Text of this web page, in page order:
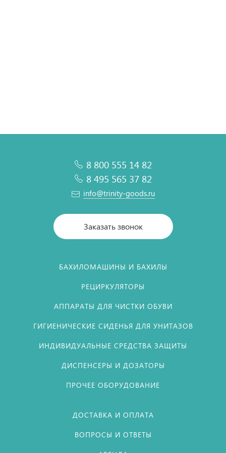
8 800 555 14 82
8 495 565 37 82
info@trinity-goods.ru
Заказать звонок
БАХИЛОМАШИНЫ И БАХИЛЫ
РЕЦИРКУЛЯТОРЫ
АППАРАТЫ ДЛЯ ЧИСТКИ ОБУВИ
ГИГИЕНИЧЕСКИЕ СИДЕНЬЯ ДЛЯ УНИТАЗОВ
ИНДИВИДУАЛЬНЫЕ СРЕДСТВА ЗАЩИТЫ
ДИСПЕНСЕРЫ И ДОЗАТОРЫ
ПРОЧЕЕ ОБОРУДОВАНИЕ
ДОСТАВКА И ОПЛАТА
ВОПРОСЫ И ОТВЕТЫ